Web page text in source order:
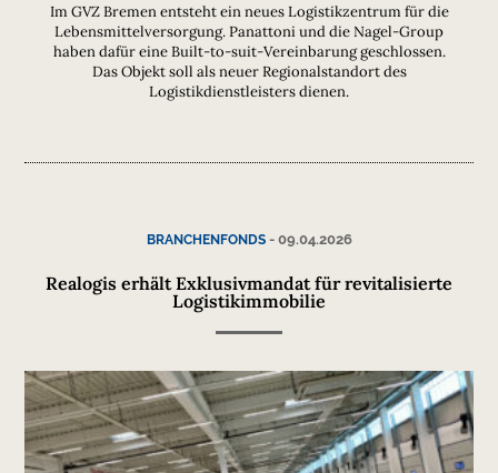
Im GVZ Bremen entsteht ein neues Logistikzentrum für die
Lebensmittelversorgung. Panattoni und die Nagel-Group
haben dafür eine Built-to-suit-Vereinbarung geschlossen.
Das Objekt soll als neuer Regionalstandort des
Logistikdienstleisters dienen.
BRANCHENFONDS- 09.04.2026
Realogis erhält Exklusivmandat für revitalisierte
Logistikimmobilie